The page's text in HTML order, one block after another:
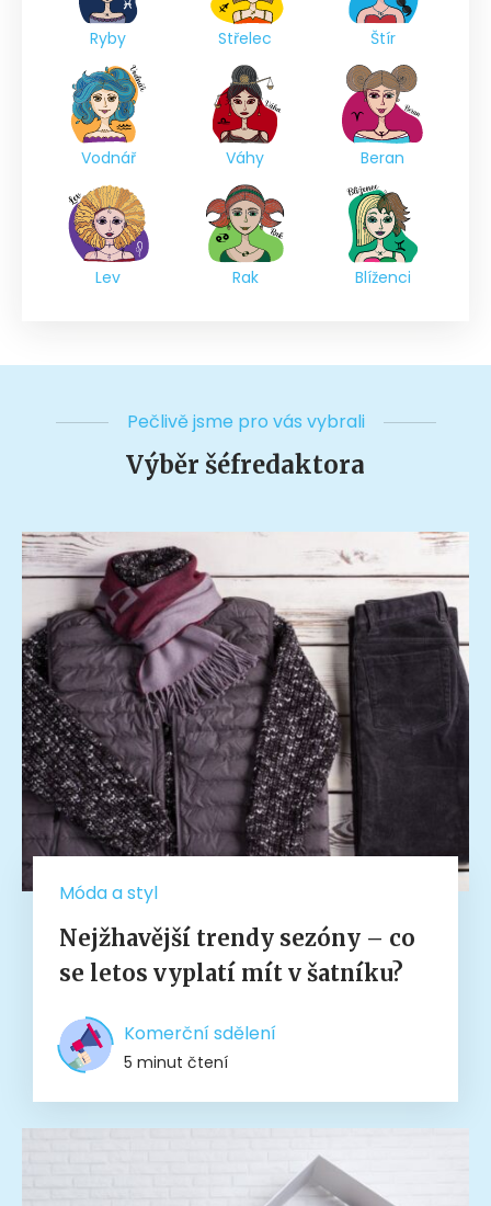
Ryby Střelec Štír
Vodnář Váhy Beran
Lev Rak Blíženci
Pečlivě jsme pro vás vybrali
Výběr šéfredaktora
Móda a styl
Nejžhavější trendy sezóny – co
se letos vyplatí mít v šatníku?
Komerční sdělení
5 minut čtení